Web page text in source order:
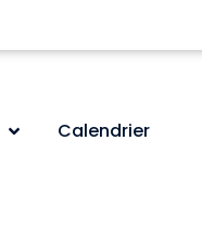
Calendrier